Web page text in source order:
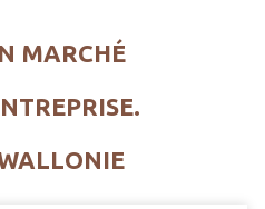
MARCHÉ